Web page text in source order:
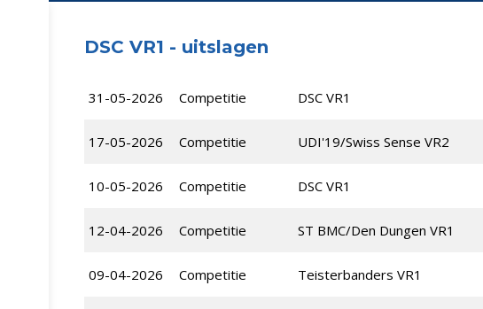
DSC VR1 - uitslagen
31-05-2026 Competitie DSC VR1
17-05-2026 Competitie UDI'19/Swiss Sense VR2
10-05-2026 Competitie DSC VR1
12-04-2026 Competitie ST BMC/Den Dungen VR1
09-04-2026 Competitie Teisterbanders VR1